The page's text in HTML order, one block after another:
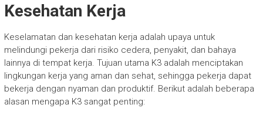
Kesehatan Kerja
Keselamatan dan kesehatan kerja adalah upaya untuk
melindungi pekerja dari risiko cedera, penyakit, dan bahaya
lainnya di tempat kerja. Tujuan utama K3 adalah menciptakan
lingkungan kerja yang aman dan sehat, sehingga pekerja dapat
bekerja dengan nyaman dan produktif. Berikut adalah beberapa
alasan mengapa K3 sangat penting: